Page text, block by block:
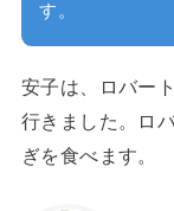
す。
安子は、ロバー
行きました。ロ
ぎを食べます。